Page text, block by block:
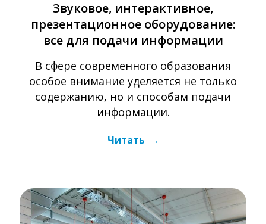
Звуковое, интерактивное,
презентационное оборудование:
все для подачи информации
В сфере современного образования
особое внимание уделяется не только
содержанию, но и способам подачи
информации.
Читать